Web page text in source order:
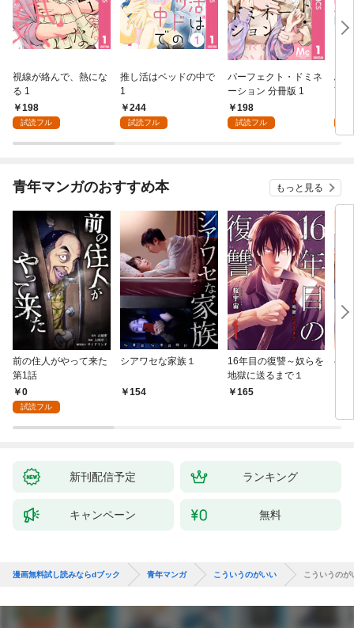
視線が絡んで、熱にな
る 1
198
試読フル
推し活はベッドの中で
1
244
試読フル
パーフェクト・ドミネ
ーション 分冊版 1
198
試読フル
ふ
言
青年マンガのおすすめ本 もっと見る
前の住人がやって来た
第1話
0
試読フル
シアワセな家族１
154
16年目の復讐～奴らを
地獄に送るまで１
165
ベ
新刊配信予定 ランキング
キャンペーン 無料
漫画無料試し読みならdブック 青年マンガ こういうのがいい こういうのが